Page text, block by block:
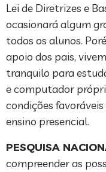
Lei de Diretrizes e
ocasionará algum
todos os alunos.
apoio dos pais,
tranquilo para
e computador
condições
ensino presencial.
PESQUISA
compreender as